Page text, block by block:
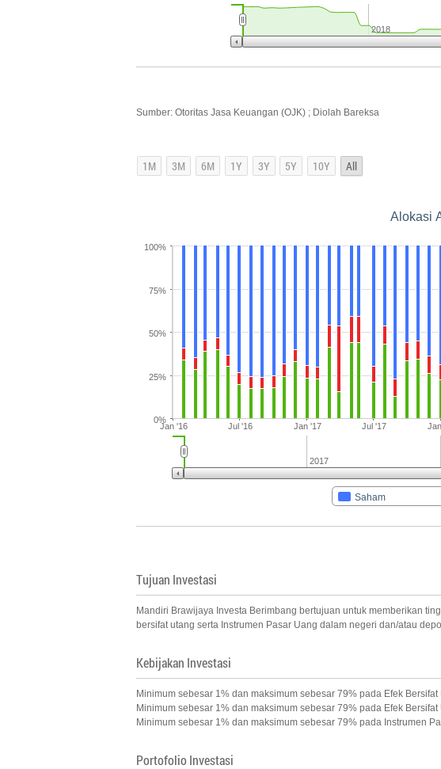
2018
Sumber: Otoritas Jasa Keuangan (OJK) ; Diolah Bareksa
Alokasi
Saham
Jan '16 Jul '16 Jan '17 Jul '17
0%
25%
50%
75%
100%
2017
Tujuan Investasi
Mandiri Brawijaya Investa Berimbang bertujuan untuk memberikan
bersifat utang serta Instrumen Pasar Uang dalam negeri dan/atau
Kebijakan Investasi
Minimum sebesar 1% dan maksimum sebesar 79% pada Efek Bersifat
Minimum sebesar 1% dan maksimum sebesar 79% pada Efek Bersifat
Minimum sebesar 1% dan maksimum sebesar 79% pada Instrumen
Portofolio Investasi